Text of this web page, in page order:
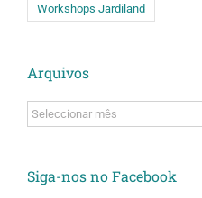
Workshops Jardiland
Arquivos
Arquivos
Siga-nos no Facebook